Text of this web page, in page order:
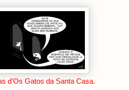
d'Os Gatos da Santa Casa.